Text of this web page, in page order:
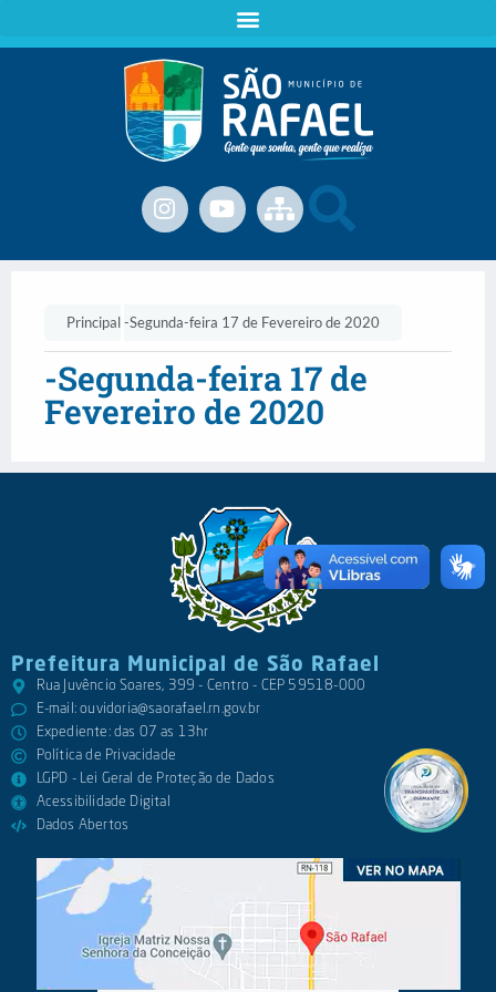
Principal-Segunda-feira 17 de Fevereiro de 2020
-Segunda-feira 17 de
Fevereiro de 2020
Prefeitura Municipal de São Rafael
Rua Juvêncio Soares, 399 - Centro - CEP 59518-000
E-mail:ouvidoria@saorafael.rn.gov.br
Expediente: das 07 as 13hr
Política de Privacidade
LGPD - Lei Geral de Proteção de Dados
Acessibilidade Digital
Dados Abertos